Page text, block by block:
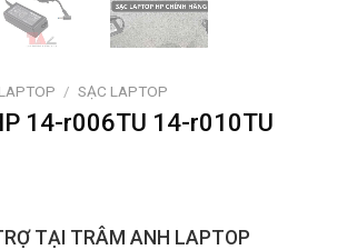
/ SẠC LAPTOP
14-r006TU 14-r010TU
TẠI TRÂM ANH LAPTOP